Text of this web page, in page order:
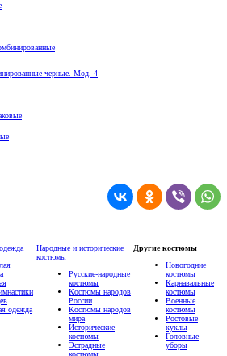
черные. Мод. 4
одежда
Народные и исторические
костюмы
Русские-народные
костюмы
Костюмы народов
России
Костюмы народов
мира
Исторические
костюмы
Эстрадные
костюмы
Другие костюмы
Новогодние
костюмы
Карнавальные
костюмы
Военные
костюмы
Ростовые
куклы
Головные
уборы